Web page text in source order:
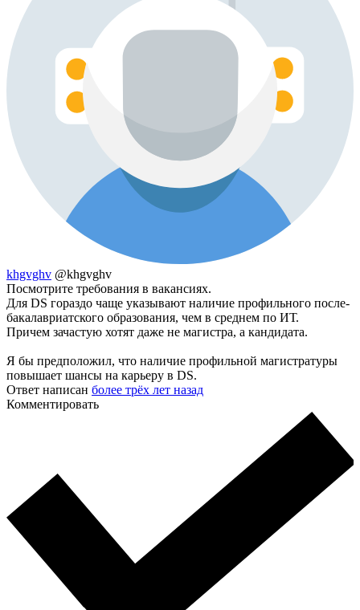
khgvghv @khgvghv
Посмотрите требования в вакансиях.
Для DS гораздо чаще указывают наличие профильного после-
бакалавриатского образования, чем в среднем по ИТ.
Причем зачастую хотят даже не магистра, а кандидата.
Я бы предположил, что наличие профильной магистратуры
повышает шансы на карьеру в DS.
Ответ написан более трёх лет назад
Комментировать